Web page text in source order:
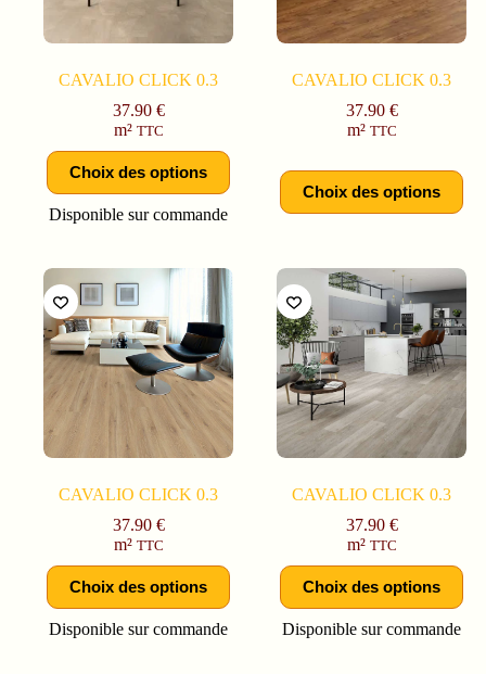
CAVALIO CLICK 0.3
37.90 €
m² TTC
Choix des options
Disponible sur commande
CAVALIO CLICK 0.3
37.90 €
m² TTC
Choix des options
CAVALIO CLICK 0.3
37.90 €
m² TTC
Choix des options
Disponible sur commande
CAVALIO CLICK 0.3
37.90 €
m² TTC
Choix des options
Disponible sur commande